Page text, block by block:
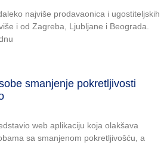
najviše prodavaonica i ugostiteljskih
i od Zagreba, Ljubljane i Beograda.
smanjenje pokretljivosti
web aplikaciju koja olakšava
sa smanjenom pokretljivošću, a